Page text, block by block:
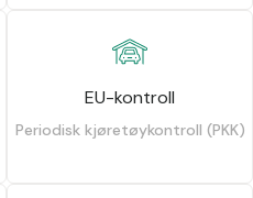
EU-kontroll
Periodisk kjøretøykontroll (PKK)